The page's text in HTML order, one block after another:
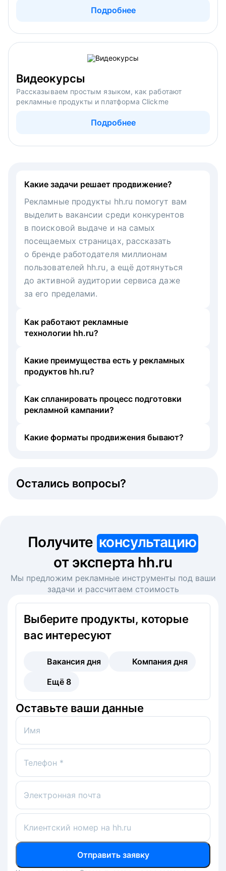
Подробнее
Видеокурсы
Рассказываем простым языком, как работают
рекламные продукты и платформа Clickme
Подробнее
Какие задачи решает продвижение?
Рекламные продукты hh.ru помогут вам
выделить вакансии среди конкурентов
в поисковой выдаче и на самых
посещаемых страницах, рассказать
о бренде работодателя миллионам
пользователей hh.ru, а ещё дотянуться
до активной аудитории сервиса даже
за его пределами.
Как работают рекламные
технологии hh.ru?
Какие преимущества есть у рекламных
продуктов hh.ru?
Как спланировать процесс подготовки
рекламной кампании?
Какие форматы продвижения бывают?
Остались вопросы?
Получите консультацию
от эксперта hh.ru
Мы предложим рекламные инструменты под ваши
задачи и рассчитаем стоимость
Выберите продукты, которые
вас интересуют
Вакансия дня
Компания дня
Ещё 8
Оставьте ваши данные
Имя
Телефон *
Электронная почта
Клиентский номер на hh.ru
Отправить заявку